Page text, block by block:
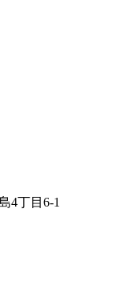
4丁目6-1